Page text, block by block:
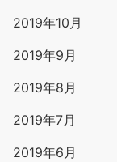
2019年10月
2019年9月
2019年8月
2019年7月
2019年6月